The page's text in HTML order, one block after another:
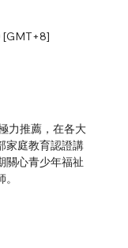
[GMT+8]
力推薦，在各大
家庭教育認證講
關心青少年福祉